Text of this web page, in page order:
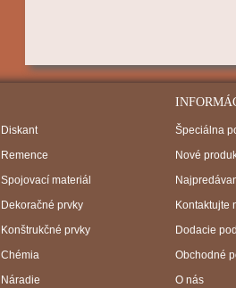
Diskant
Remence
Spojovací materiál
Dekoračné prvky
Konštrukčné prvky
Chémia
Náradie
Špeciálna
Nové
Kontaktujte
Dodacie
Obchodné
O nás